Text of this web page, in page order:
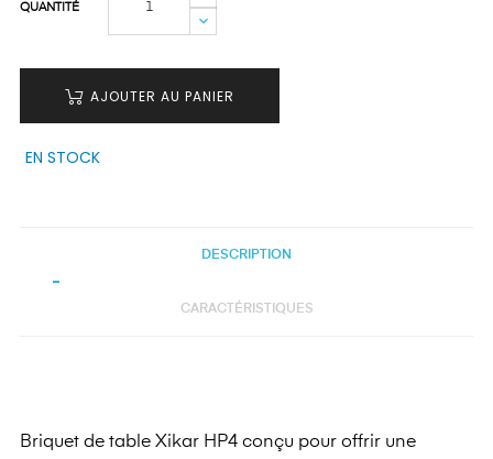
QUANTITÉ
AJOUTER AU PANIER
EN STOCK
DESCRIPTION
CARACTÉRISTIQUES
Briquet de table Xikar HP4 conçu pour offrir une